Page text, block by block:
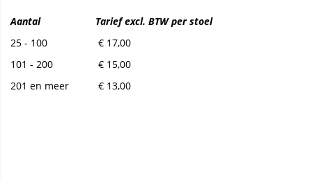
Aantal
Tarief excl. BTW per stoel
25 - 100
€ 17,00
101 - 200
€ 15,00
201 en meer
€ 13,00